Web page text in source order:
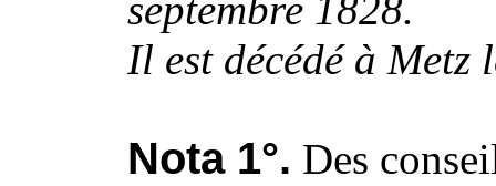
Il est décédé à Metz
Nota 1°. Des